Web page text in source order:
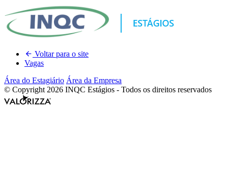
Voltar para o site
Vagas
Área do Estagiário Área da Empresa
© Copyright 2026 INQC Estágios - Todos os direitos reservados
Valorizza
Desenvolvimento